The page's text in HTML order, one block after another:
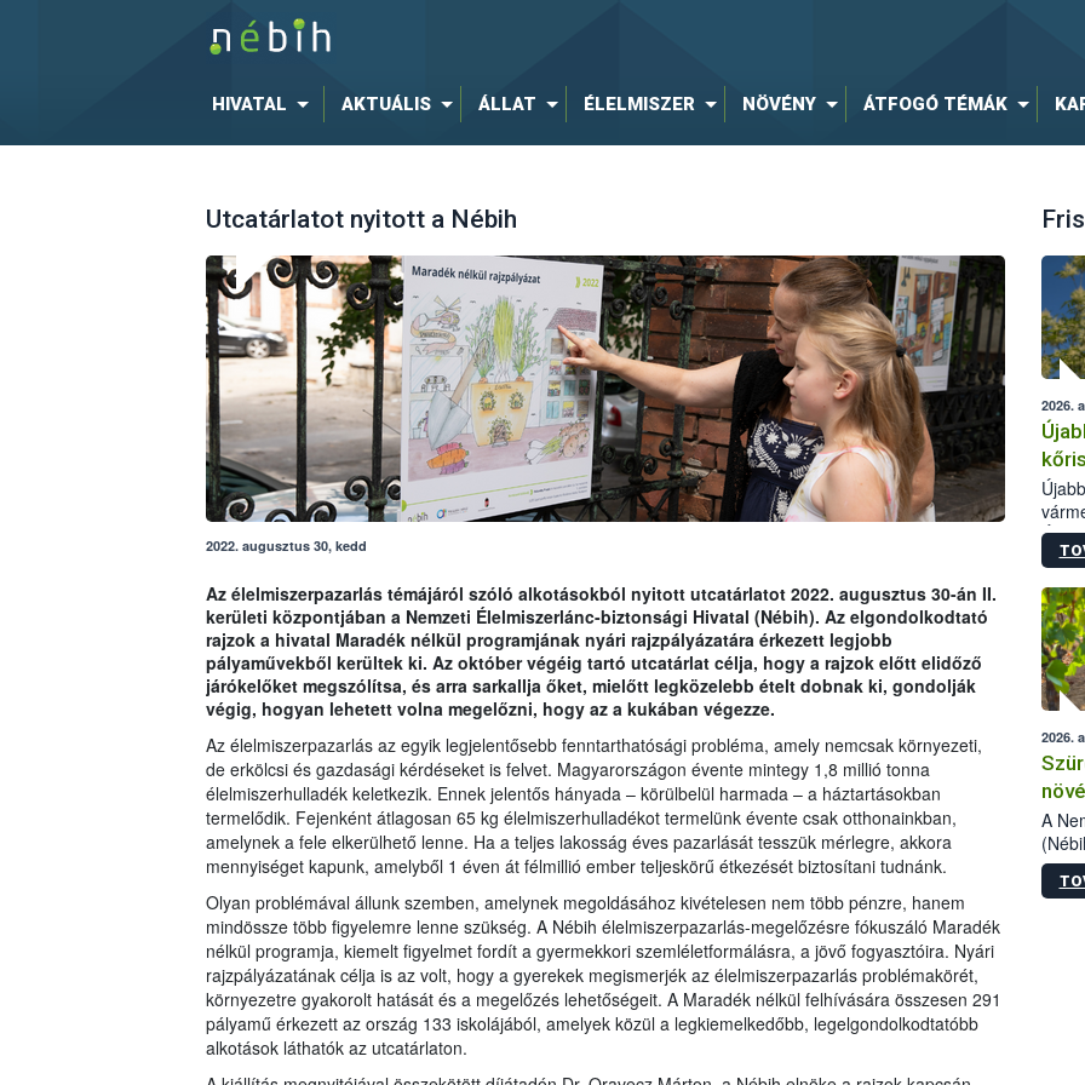
HIVATAL AKTUÁLIS ÁLLAT ÉLELMISZER NÖVÉNY ÁTFOGÓ TÉMÁK
Utcatárlatot nyitott a Nébih
2022. augusztus 30, kedd
Az élelmiszerpazarlás témájáról szóló alkotásokból nyitott utcatárlatot 2022. augusztus 30-án II.
kerületi központjában a Nemzeti Élelmiszerlánc-biztonsági Hivatal (Nébih). Az elgondolkodtató
rajzok a hivatal Maradék nélkül programjának nyári rajzpályázatára érkezett legjobb
pályaművekből kerültek ki. Az október végéig tartó utcatárlat célja, hogy a rajzok előtt elidőző
járókelőket megszólítsa, és arra sarkallja őket, mielőtt legközelebb ételt dobnak ki, gondolják
végig, hogyan lehetett volna megelőzni, hogy az a kukában végezze.
Az élelmiszerpazarlás az egyik legjelentősebb fenntarthatósági probléma, amely nemcsak környezeti,
de erkölcsi és gazdasági kérdéseket is felvet. Magyarországon évente mintegy 1,8 millió tonna
élelmiszerhulladék keletkezik. Ennek jelentős hányada – körülbelül harmada – a háztartásokban
termelődik. Fejenként átlagosan 65 kg élelmiszerhulladékot termelünk évente csak otthonainkban,
amelynek a fele elkerülhető lenne. Ha a teljes lakosság éves pazarlását tesszük mérlegre, akkora
mennyiséget kapunk, amelyből 1 éven át félmillió ember teljeskörű étkezését biztosítani tudnánk.
Olyan problémával állunk szemben, amelynek megoldásához kivételesen nem több pénzre, hanem
mindössze több figyelemre lenne szükség. A Nébih élelmiszerpazarlás-megelőzésre fókuszáló Maradék
nélkül programja, kiemelt figyelmet fordít a gyermekkori szemléletformálásra, a jövő fogyasztóira. Nyári
rajzpályázatának célja is az volt, hogy a gyerekek megismerjék az élelmiszerpazarlás problémakörét,
környezetre gyakorolt hatását és a megelőzés lehetőségeit. A Maradék nélkül felhívására összesen 291
pályamű érkezett az ország 133 iskolájából, amelyek közül a legkiemelkedőbb, legelgondolkodtatóbb
alkotások láthatók az utcatárlaton.
2026.
2026.
A